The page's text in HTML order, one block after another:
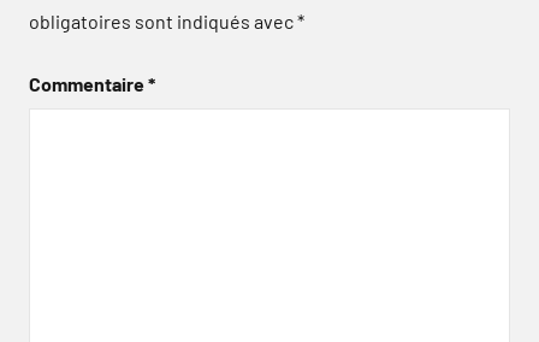
obligatoires sont indiqués avec*
Commentaire*